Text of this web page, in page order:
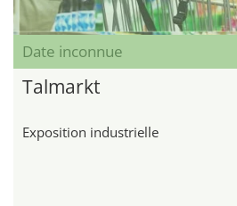
Date inconnue
Talmarkt
Exposition industrielle